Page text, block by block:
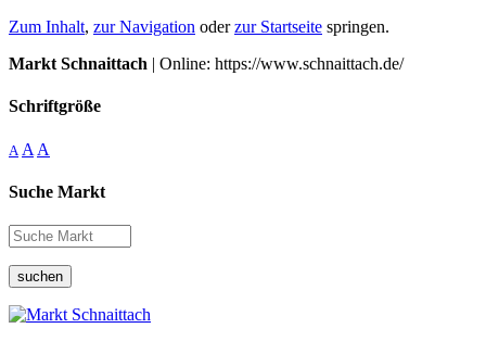
Zum Inhalt, zur Navigation oderzur Startseite springen.
Markt Schnaittach | Online: https://www.schnaittach.de/
Schriftgröße
A A A
Suche Markt
suchen